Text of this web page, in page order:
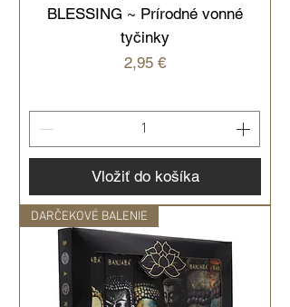
BLESSING ~ Prírodné vonné
tyčinky
Cena
2,95 €
Vložiť do košíka
DARČEKOVÉ BALENIE